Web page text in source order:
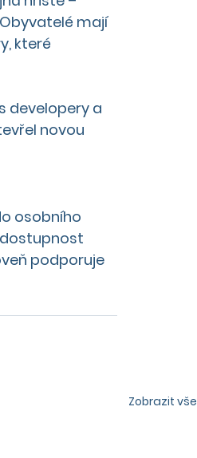
mají
které
developery a
novou
osobního
podporuje
Zobrazit vše